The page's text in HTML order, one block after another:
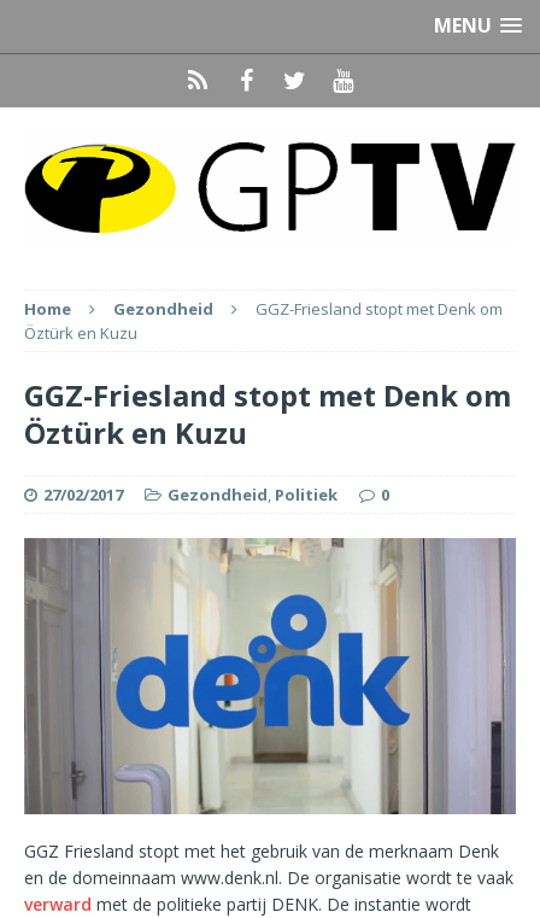
MENU
Home Gezondheid
GGZ-Friesland stopt met Denk om
Öztürk en Kuzu
GGZ-Friesland stopt met Denk om
Öztürk en Kuzu
27/02/2017 Gezondheid, Politiek 0
GGZ Friesland stopt met het gebruik van de merknaam Denk
en de domeinnaam www.denk.nl. De organisatie wordt te vaak
verward met de politieke partij DENK. De instantie wordt